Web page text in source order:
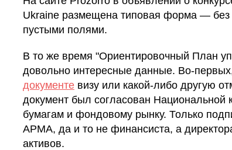
Ukraine размещена типовая форма — без
пустыми полями.
В то же время "Ориентировочный План
довольно интересные данные. Во-
документе визу или какой-либо другую
документ был согласован Национальной
бумагам и фондовому рынку. Только
АРМА, да и то не финансиста, а
активов.